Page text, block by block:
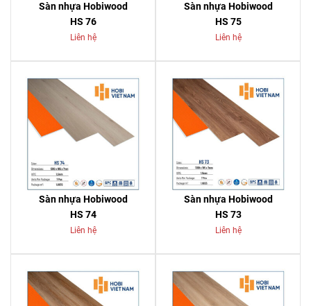
Sàn nhựa Hobiwood
HS 76
Liên hệ
Sàn nhựa Hobiwood
HS 75
Liên hệ
Sàn nhựa Hobiwood
HS 74
Liên hệ
Sàn nhựa Hobiwood
HS 73
Liên hệ